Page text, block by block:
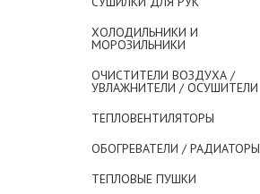
ХОЛОДИЛЬНИКИ И
МОРОЗИЛЬНИКИ
ОЧИСТИТЕЛИ ВОЗДУХА /
УВЛАЖНИТЕЛИ / ОСУШИТЕЛИ
ТЕПЛОВЕНТИЛЯТОРЫ
ОБОГРЕВАТЕЛИ / РАДИАТОРЫ
ТЕПЛОВЫЕ ПУШКИ